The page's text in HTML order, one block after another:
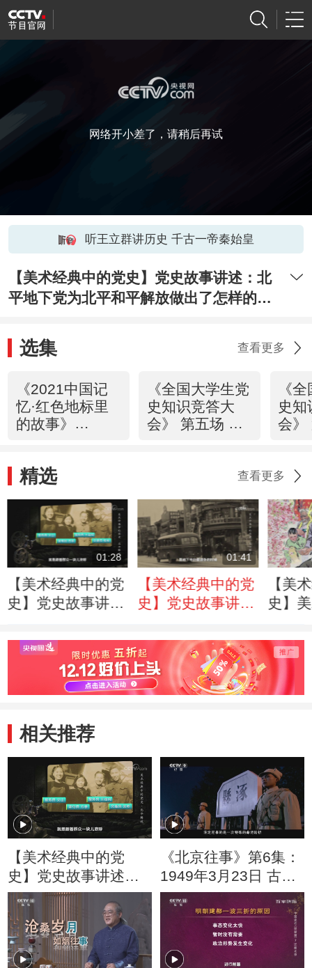
网络开小差了，请稍后再试
听王立群讲历史 千古一帝秦始皇
【美术经典中的党史】党史故事讲述：北
平地下党为北平和平解放做出了怎样的贡
选集 查看更多
《2021中国记
忆·红色地标里
的故事》
《全国大学生党
史知识竞答大
会》 第五场 火
《
史知
会》
精选 查看更多
01:28
【美术经典中的党
史】党史故事讲
式是如何举行的？
01:41
【美术经典中的党
史】党史故事讲
北平和平解放做出
了怎样的贡献？
【美
史】
渠》
福”这
相关推荐
【美术经典中的党
史】党史故事讲述：
北平解放入城式是如
何举行的？
《北京往事》第6集：
1949年3月23日 古都
北平的命运拐点